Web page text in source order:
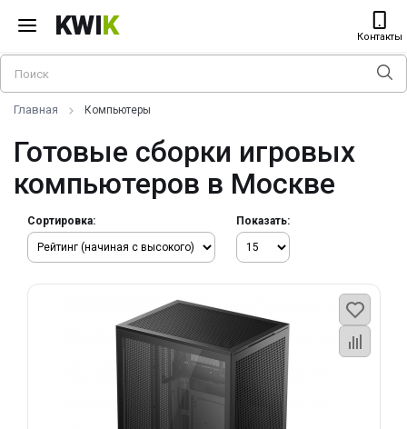
KWIK Контакты
Главная Компьютеры
Готовые сборки игровых
компьютеров в Москве
Сортировка: Показать: